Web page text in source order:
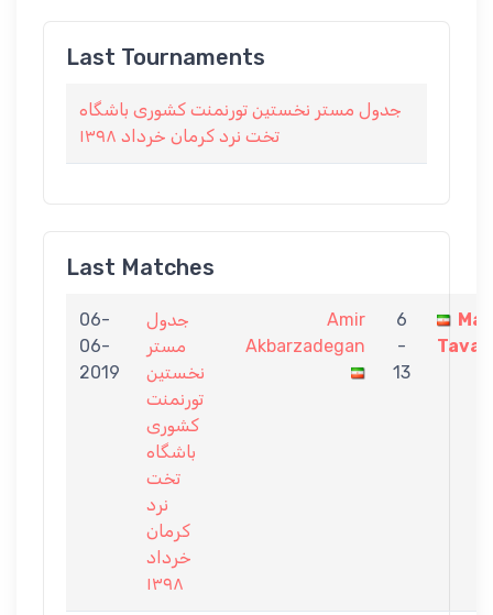
Last Tournaments
جدول مستر نخستين تورنمنت كشورى باشگاه
تخت نرد كرمان خرداد ١٣٩٨
Last Matches
06-
06-
2019
جدول
مستر
نخستين
تورنمنت
كشورى
باشگاه
تخت
نرد
كرمان
خرداد
١٣٩٨
Amir
Akbarzadegan
6
-
13